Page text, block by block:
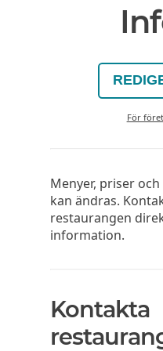
För
Menyer, priser
kan ändras.
restaurangen
information.
Kontakta